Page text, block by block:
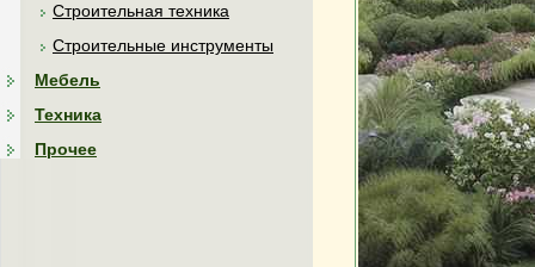
Строительная техника
Строительные инструменты
Мебель
Техника
Прочее